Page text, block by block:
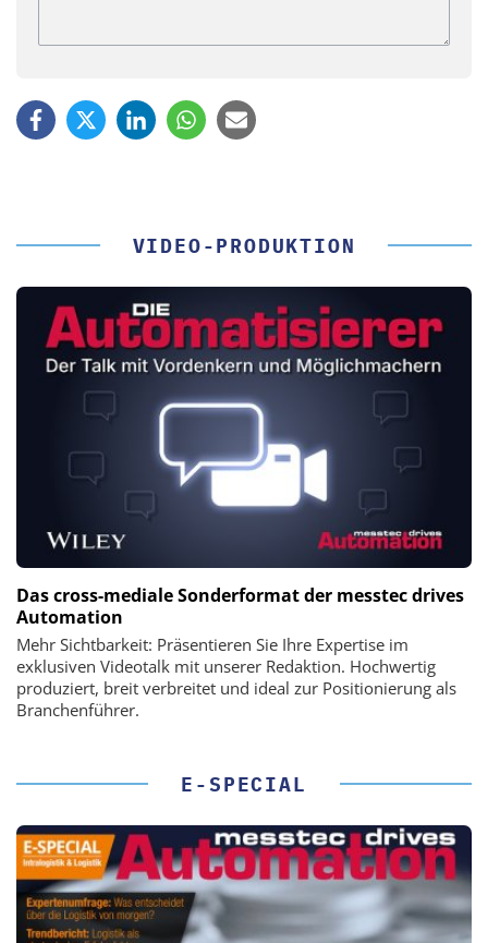
VIDEO-PRODUKTION
Das cross-mediale Sonderformat der messtec drives
Automation
Mehr Sichtbarkeit: Präsentieren Sie Ihre Expertise im
exklusiven Videotalk mit unserer Redaktion. Hochwertig
produziert, breit verbreitet und ideal zur Positionierung als
Branchenführer.
E-SPECIAL